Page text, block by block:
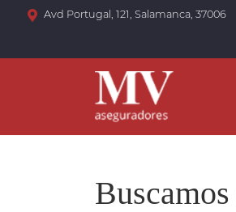
Avd Portugal, 121, Salamanca, 37006